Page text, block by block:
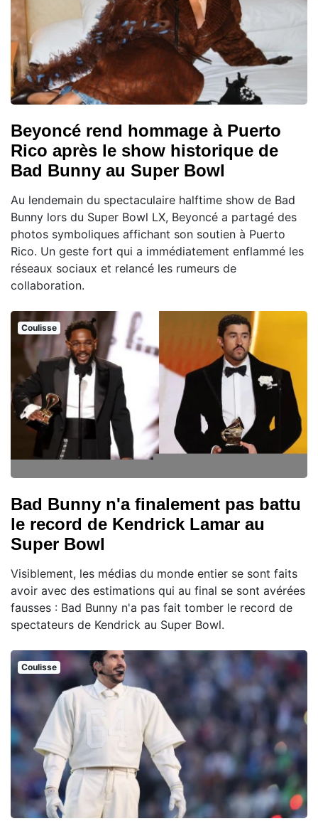
Beyoncé rend hommage à Puerto
Rico après le show historique de
Bad Bunny au Super Bowl
Au lendemain du spectaculaire halftime show de Bad
Bunny lors du Super Bowl LX, Beyoncé a partagé des
photos symboliques affichant son soutien à Puerto
Rico. Un geste fort qui a immédiatement enflammé les
réseaux sociaux et relancé les rumeurs de
collaboration.
Coulisse
Bad Bunny n'a finalement pas battu
le record de Kendrick Lamar au
Super Bowl
Visiblement, les médias du monde entier se sont faits
avoir avec des estimations qui au final se sont avérées
fausses : Bad Bunny n'a pas fait tomber le record de
spectateurs de Kendrick au Super Bowl.
Coulisse